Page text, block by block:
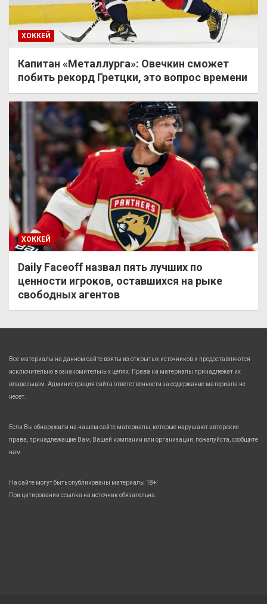
ХОККЕЙ
Капитан «Металлурга»: Овечкин сможет
побить рекорд Гретцки, это вопрос времени
ХОККЕЙ
Daily Faceoff назвал пять лучших по
ценности игроков, оставшихся на рыке
свободных агентов
Все материалы на данном сайте взяты из открытых источников и предоставляются
исключительно в ознакомительных целях. Права на материалы принадлежат их
владельцам. Администрация сайта ответственности за содержание материала не
несет.
Если Вы обнаружили на нашем сайте материалы, которые нарушают авторские
права, принадлежащие Вам, Вашей компании или организации, пожалуйста, сообщите
нам.
На сайте могут быть опубликованы материалы 18+!
При цитировании ссылка на источник обязательна.